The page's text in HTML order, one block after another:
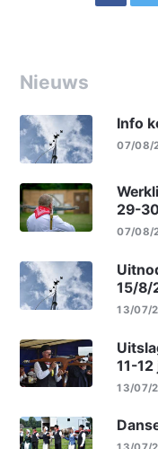
Nieuws
Info
07/08/
29-
07/08/
15/8/
13/07/
11-
13/07/